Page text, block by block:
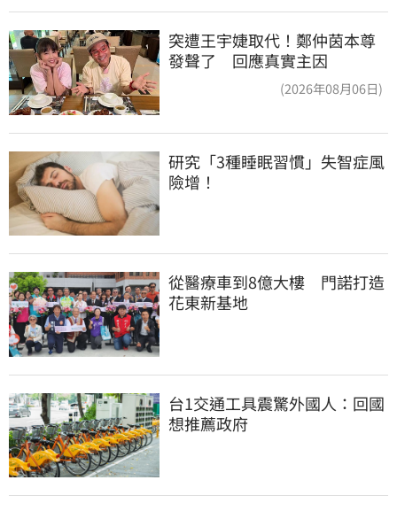
突遭王宇婕取代！鄭仲茵本尊
發聲了 回應真實主因
(2026年08月06日)
研究「3種睡眠習慣」失智症風
險增！
從醫療車到8億大樓　門諾打造
花東新基地
台1交通工具震驚外國人：回國
想推薦政府